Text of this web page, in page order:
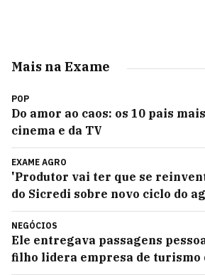
Mais na Exame
POP
Do amor ao caos: os 10 pais
cinema e da TV
EXAME AGRO
'Produtor vai ter que se
do Sicredi sobre novo ciclo do
NEGÓCIOS
Ele entregava passagens
filho lidera empresa de turismo